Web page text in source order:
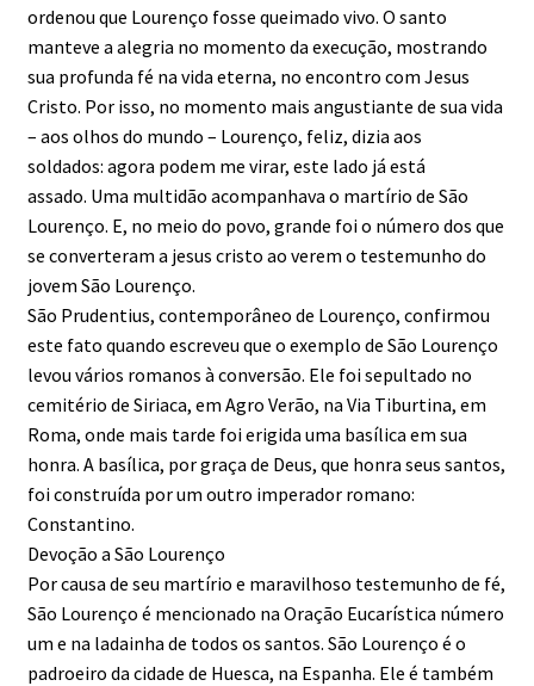
ordenou que Lourenço fosse queimado vivo. O santo
manteve a alegria no momento da execução, mostrando
sua profunda fé na vida eterna, no encontro com Jesus
Cristo. Por isso, no momento mais angustiante de sua vida
– aos olhos do mundo – Lourenço, feliz, dizia aos
soldados: agora podem me virar, este lado já está
assado. Uma multidão acompanhava o martírio de São
Lourenço. E, no meio do povo, grande foi o número dos que
se converteram a jesus cristo ao verem o testemunho do
jovem São Lourenço.
São Prudentius, contemporâneo de Lourenço, confirmou
este fato quando escreveu que o exemplo de São Lourenço
levou vários romanos à conversão. Ele foi sepultado no
cemitério de Siriaca, em Agro Verão, na Via Tiburtina, em
Roma, onde mais tarde foi erigida uma basílica em sua
honra. A basílica, por graça de Deus, que honra seus santos,
foi construída por um outro imperador romano:
Constantino.
Devoção a São Lourenço
Por causa de seu martírio e maravilhoso testemunho de fé,
São Lourenço é mencionado na Oração Eucarística número
um e na ladainha de todos os santos. São Lourenço é o
padroeiro da cidade de Huesca, na Espanha. Ele é também